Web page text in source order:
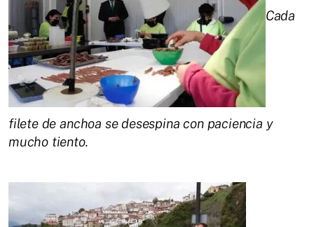
Cada
filete de anchoa se desespina con paciencia y
mucho tiento.